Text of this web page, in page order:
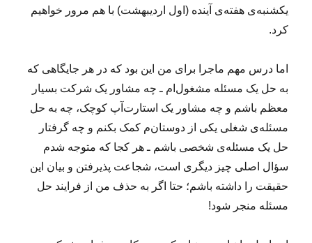
یکشنبه‌ی هفته‌ی آینده (اول اردیبهشت) با هم مرور خواهیم
کرد.
اما درس مهم ماجرا برای من این بود که در هر جایگاهی که
به حل یک مسئله مشغول‌ام ـ چه مشاور یک شرکت بسیار
معظم باشم و چه مشاور یک استارت‌آپ کوچک، چه به حل
مسئله‌ی شغلی یکی از دوستان‌م کمک بکنم و چه گرفتار
حل یک مسئله‌ی شخصی باشم ـ هر کجا که متوجه شدم
سؤال اصلی چیز دیگری است، شجاعت پذیرفتن و بیان این
حقیقت را داشته باشم؛ حتا اگر به حذف من از فرایند حل
مسئله منجر شود!